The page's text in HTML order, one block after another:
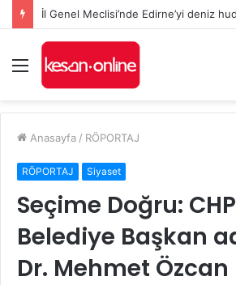
Menü
Anasayfa / RÖPORTAJ
RÖPORTAJ Siyaset
Seçime Doğru:
Belediye Başkan
Dr. Mehmet Özcan